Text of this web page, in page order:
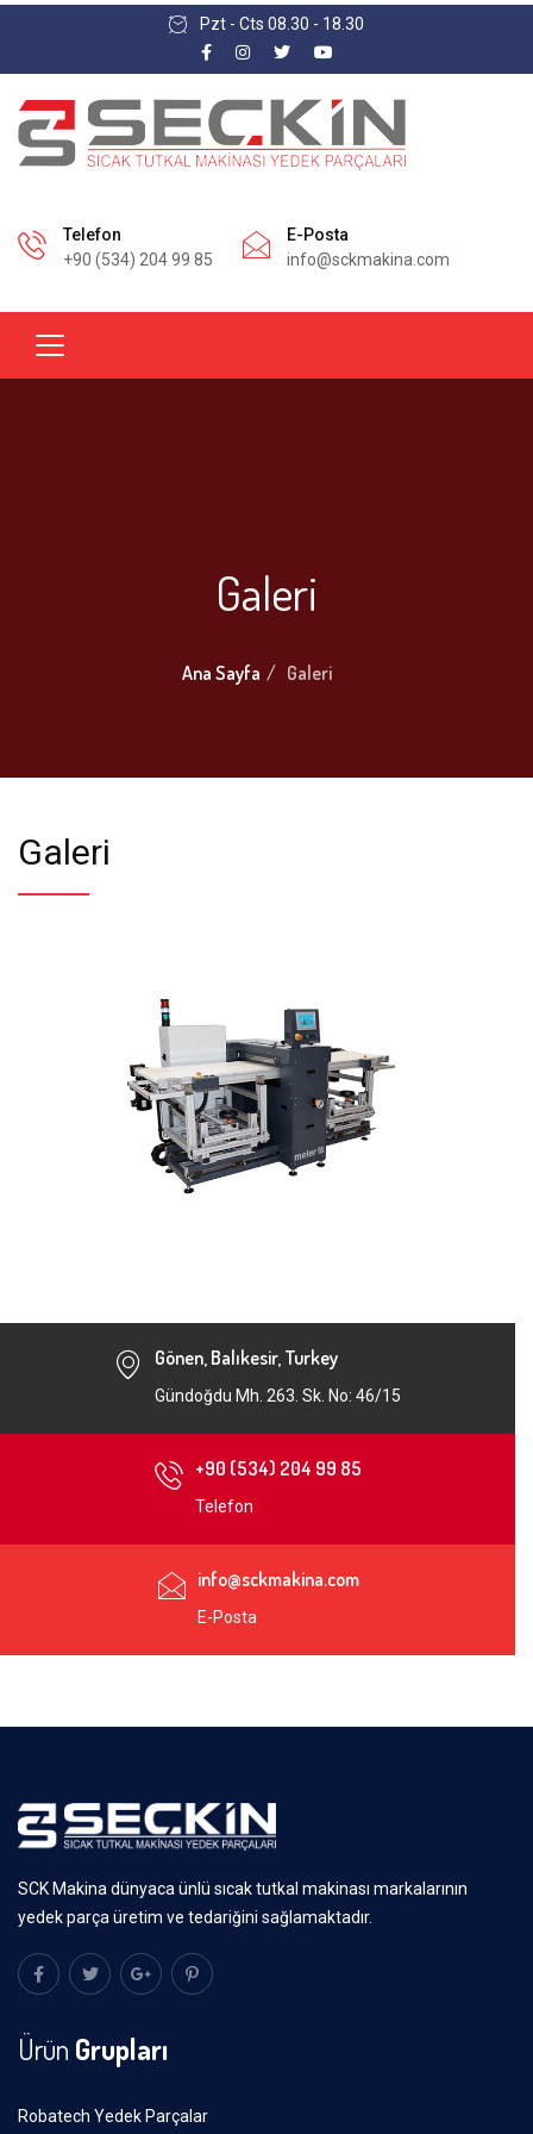
Pzt - Cts 08.30 - 18.30
Telefon
+90 (534) 204 99 85
E-Posta
info@sckmakina.com
Galeri
Ana Sayfa Galeri
Galeri
Gönen, Balıkesir, Turkey
Gündoğdu Mh. 263. Sk. No: 46/15
+90 (534) 204 99 85
Telefon
info@sckmakina.com
E-Posta
SCK Makina dünyaca ünlü sıcak tutkal makinası markalarının
yedek parça üretim ve tedariğini sağlamaktadır.
Ürün Grupları
Robatech Yedek Parçalar